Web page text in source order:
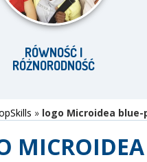
RÓWNOŚĆ I
» logo Microidea blue-